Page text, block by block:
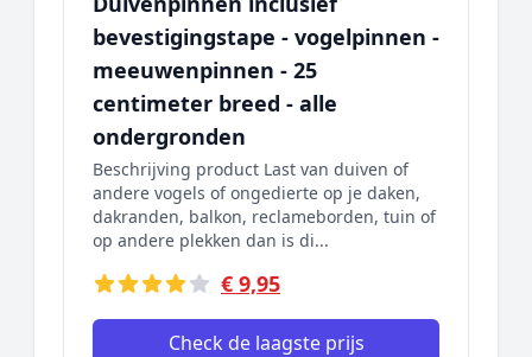
bevestigingstape - vogelpinnen -
meeuwenpinnen - 25
centimeter breed - alle
ondergronden
Beschrijving product Last van duiven of
andere vogels of ongedierte op je daken,
dakranden, balkon, reclameborden, tuin of
op andere plekken dan is di...
€ 9,95
Check de laagste prijs